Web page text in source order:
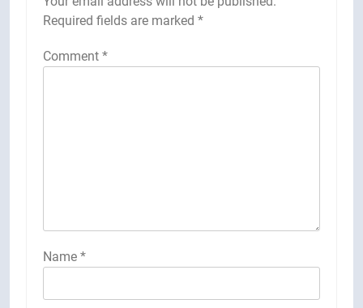
Required fields are marked *
Comment *
Name *